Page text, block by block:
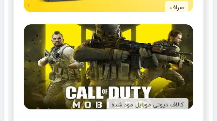
صراف
کالاف دیوتی موبایل مود شده